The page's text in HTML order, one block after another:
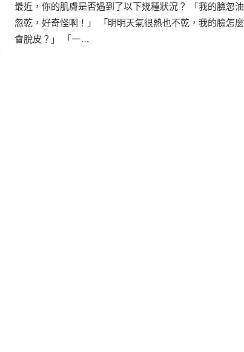
最近，你的肌膚是否遇到了以下幾種狀況？ 「我的臉忽油
忽乾，好奇怪啊！」 「明明天氣很熱也不乾，我的臉怎麼
會脫皮？」 「一…